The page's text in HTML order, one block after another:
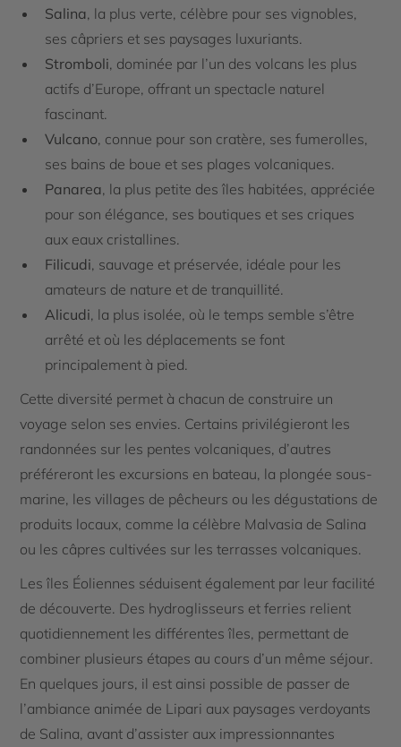
Salina, la plus verte, célèbre pour ses vignobles,
ses câpriers et ses paysages luxuriants.
Stromboli, dominée par l’un des volcans les plus
actifs d’Europe, offrant un spectacle naturel
fascinant.
Vulcano, connue pour son cratère, ses fumerolles,
ses bains de boue et ses plages volcaniques.
Panarea, la plus petite des îles habitées, appréciée
pour son élégance, ses boutiques et ses criques
aux eaux cristallines.
Filicudi, sauvage et préservée, idéale pour les
amateurs de nature et de tranquillité.
Alicudi, la plus isolée, où le temps semble s’être
arrêté et où les déplacements se font
principalement à pied.
Cette diversité permet à chacun de construire un
voyage selon ses envies. Certains privilégieront les
randonnées sur les pentes volcaniques, d’autres
préféreront les excursions en bateau, la plongée sous-
marine, les villages de pêcheurs ou les dégustations de
produits locaux, comme la célèbre Malvasia de Salina
ou les câpres cultivées sur les terrasses volcaniques.
Les îles Éoliennes séduisent également par leur facilité
de découverte. Des hydroglisseurs et ferries relient
quotidiennement les différentes îles, permettant de
combiner plusieurs étapes au cours d’un même séjour.
En quelques jours, il est ainsi possible de passer de
l’ambiance animée de Lipari aux paysages verdoyants
de Salina, avant d’assister aux impressionnantes